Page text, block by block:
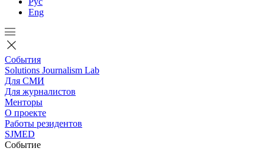
Eng
События
Solutions Journalism Lab
Для СМИ
Для журналистов
Менторы
О проекте
Работы резидентов
SJMED
Событие